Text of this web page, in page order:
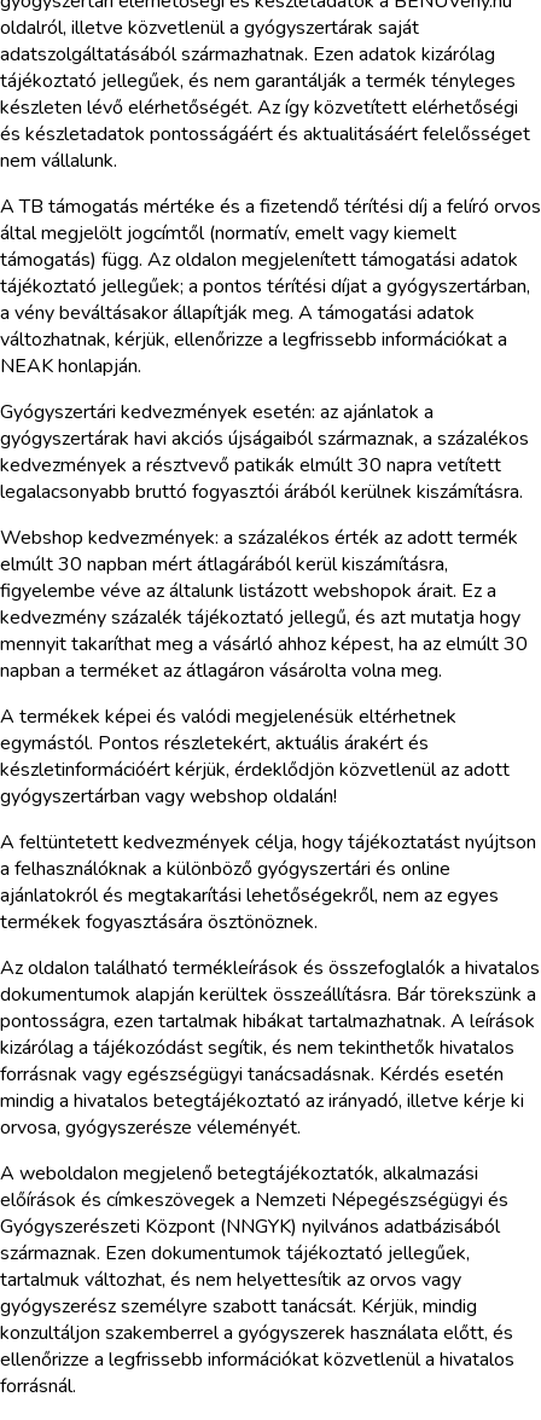
oldalról, illetve közvetlenül a gyógyszertárak saját
adatszolgáltatásából származhatnak. Ezen adatok kizárólag
tájékoztató jellegűek, és nem garantálják a termék tényleges
készleten lévő elérhetőségét. Az így közvetített elérhetőségi
és készletadatok pontosságáért és aktualitásáért felelősséget
nem vállalunk.
A TB támogatás mértéke és a fizetendő térítési díj a felíró orvos
által megjelölt jogcímtől (normatív, emelt vagy kiemelt
támogatás) függ. Az oldalon megjelenített támogatási adatok
tájékoztató jellegűek; a pontos térítési díjat a gyógyszertárban,
a vény beváltásakor állapítják meg. A támogatási adatok
változhatnak, kérjük, ellenőrizze a legfrissebb információkat a
NEAK honlapján.
Gyógyszertári kedvezmények esetén: az ajánlatok a
gyógyszertárak havi akciós újságaiból származnak, a százalékos
kedvezmények a résztvevő patikák elmúlt 30 napra vetített
legalacsonyabb bruttó fogyasztói árából kerülnek kiszámításra.
Webshop kedvezmények: a százalékos érték az adott termék
elmúlt 30 napban mért átlagárából kerül kiszámításra,
figyelembe véve az általunk listázott webshopok árait. Ez a
kedvezmény százalék tájékoztató jellegű, és azt mutatja hogy
mennyit takaríthat meg a vásárló ahhoz képest, ha az elmúlt 30
napban a terméket az átlagáron vásárolta volna meg.
A termékek képei és valódi megjelenésük eltérhetnek
egymástól. Pontos részletekért, aktuális árakért és
készletinformációért kérjük, érdeklődjön közvetlenül az adott
gyógyszertárban vagy webshop oldalán!
A feltüntetett kedvezmények célja, hogy tájékoztatást nyújtson
a felhasználóknak a különböző gyógyszertári és online
ajánlatokról és megtakarítási lehetőségekről, nem az egyes
termékek fogyasztására ösztönöznek.
Az oldalon található termékleírások és összefoglalók a hivatalos
dokumentumok alapján kerültek összeállításra. Bár törekszünk a
pontosságra, ezen tartalmak hibákat tartalmazhatnak. A leírások
kizárólag a tájékozódást segítik, és nem tekinthetők hivatalos
forrásnak vagy egészségügyi tanácsadásnak. Kérdés esetén
mindig a hivatalos betegtájékoztató az irányadó, illetve kérje ki
orvosa, gyógyszerésze véleményét.
A weboldalon megjelenő betegtájékoztatók, alkalmazási
előírások és címkeszövegek a Nemzeti Népegészségügyi és
Gyógyszerészeti Központ (NNGYK) nyilvános adatbázisából
származnak. Ezen dokumentumok tájékoztató jellegűek,
tartalmuk változhat, és nem helyettesítik az orvos vagy
gyógyszerész személyre szabott tanácsát. Kérjük, mindig
konzultáljon szakemberrel a gyógyszerek használata előtt, és
ellenőrizze a legfrissebb információkat közvetlenül a hivatalos
forrásnál.